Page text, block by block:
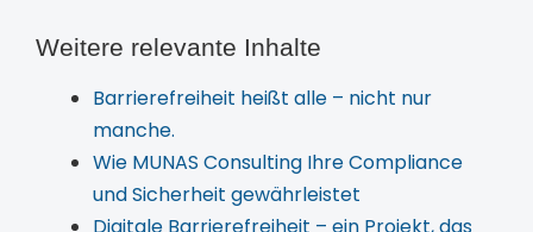
Weitere relevante Inhalte
Barrierefreiheit heißt alle – nicht nur
manche.
Wie MUNAS Consulting Ihre Compliance
und Sicherheit gewährleistet